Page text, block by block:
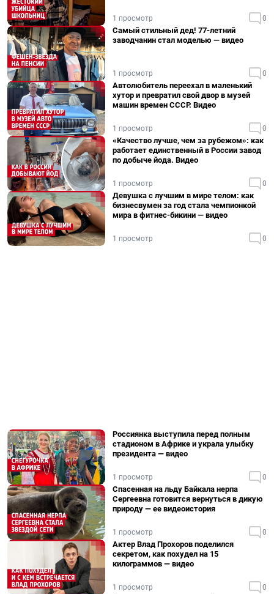
1 просмотр 0
Самый стильный дед! 77-летний
заводчанин стал моделью — видео
1 просмотр 0
Автолюбитель переехал в маленький
хутор и превратил свой двор в музей
машин времен СССР. Видео
1 просмотр 0
«Качество лучше, чем за рубежом»: как
работает единственный в России завод
по добыче йода. Видео
1 просмотр 0
Девушка с лучшим в мире телом: как
бизнесвумен за год стала чемпионкой
мира в фитнес-бикини — видео
1 просмотр 0
Россиянка выступила перед полным
стадионом в Африке и украла улыбку
президента — видео
1 просмотр 0
Спасенная на льду Байкала нерпа
Сергеевна готовится вернуться в дикую
природу — ее видеоистория
1 просмотр 0
Актер Влад Прохоров поделился
секретом, как похудел на 15
килограммов — видео
1 просмотр 0